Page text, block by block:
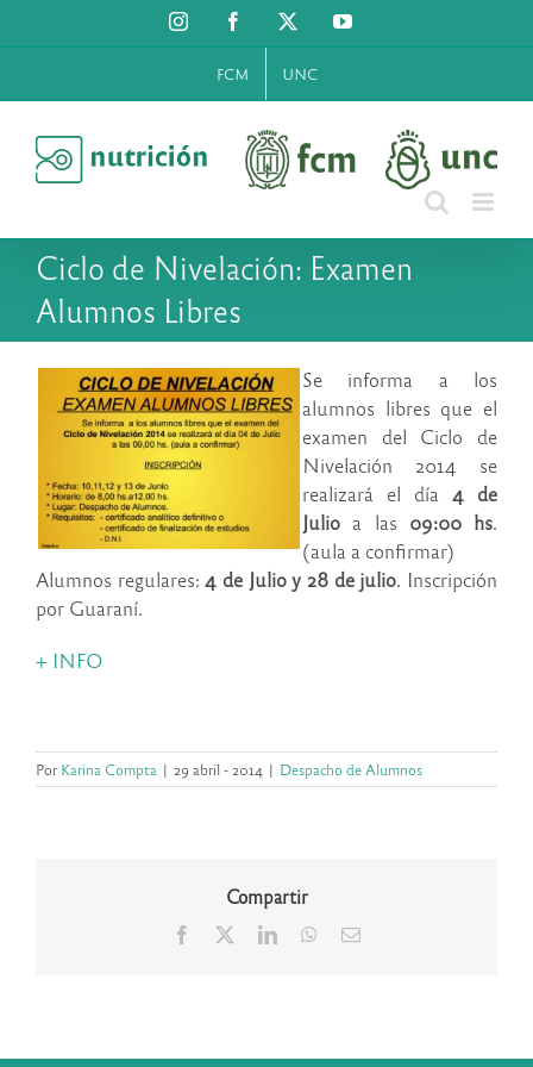
al
InstagramFacebook YouTube
FCM UNC
Ciclo de Nivelación: Examen
Alumnos Libres
Se informa a los
alumnos libres que el
examen del Ciclo de
Nivelación 2014 se
realizará el día 4 de
Julio a las 09:00 hs.
(aula a confirmar)
Alumnos regulares:4 de Julio y 28 de julio. Inscripción
por Guaraní.
+ INFO
PorKarina Compta | 29 abril - 2014 | Despacho de Alumnos
Compartir
Facebook LinkedInWhatsApp
Correo